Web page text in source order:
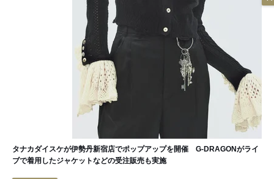
タナカダイスケが伊勢丹新宿店でポップアップを開催 G-DRAGONがライ
ブで着用したジャケットなどの受注販売も実施